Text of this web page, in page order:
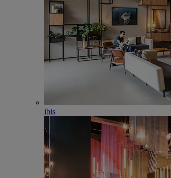
ibis